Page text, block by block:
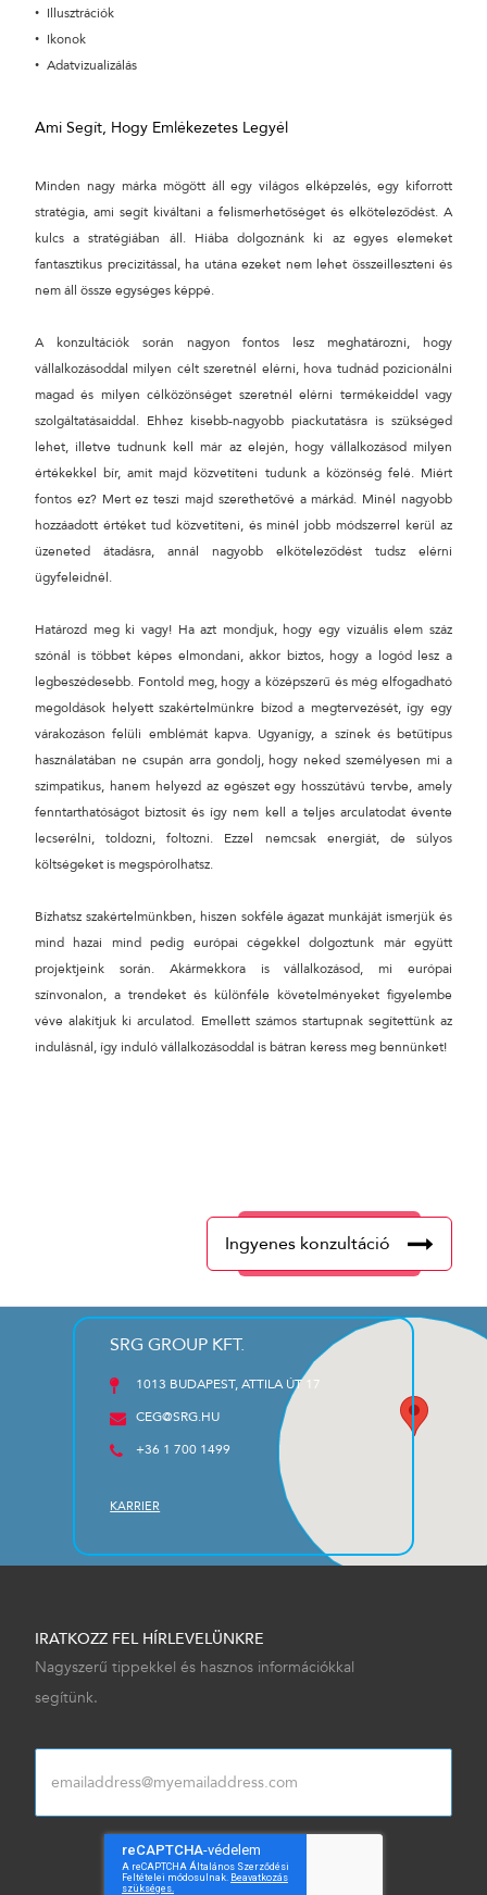
Illusztrációk
Ikonok
Adatvizualizálás
Ami Segít, Hogy Emlékezetes Legyél
Minden nagy márka mögött áll egy világos elképzelés, egy kiforrott
stratégia, ami segít kiváltani a felismerhetőséget és elköteleződést. A
kulcs a stratégiában áll. Hiába dolgoznánk ki az egyes elemeket
fantasztikus precizitással, ha utána ezeket nem lehet összeilleszteni és
nem áll össze egységes képpé.
A konzultációk során nagyon fontos lesz meghatározni, hogy
vállalkozásoddal milyen célt szeretnél elérni, hova tudnád pozicionálni
magad és milyen célközönséget szeretnél elérni termékeiddel vagy
szolgáltatásaiddal. Ehhez kisebb-nagyobb piackutatásra is szükséged
lehet, illetve tudnunk kell már az elején, hogy vállalkozásod milyen
értékekkel bír, amit majd közvetíteni tudunk a közönség felé. Miért
fontos ez? Mert ez teszi majd szerethetővé a márkád. Minél nagyobb
hozzáadott értéket tud közvetíteni, és minél jobb módszerrel kerül az
üzeneted átadásra, annál nagyobb elköteleződést tudsz elérni
ügyfeleidnél.
Határozd meg ki vagy! Ha azt mondjuk, hogy egy vizuális elem száz
szónál is többet képes elmondani, akkor biztos, hogy a logód lesz a
legbeszédesebb. Fontold meg, hogy a középszerű és még elfogadható
megoldások helyett szakértelmünkre bízod a megtervezését, így egy
várakozáson felüli emblémát kapva. Ugyanígy, a színek és betűtípus
használatában ne csupán arra gondolj, hogy neked személyesen mi a
szimpatikus, hanem helyezd az egészet egy hosszútávú tervbe, amely
fenntarthatóságot biztosít és így nem kell a teljes arculatodat évente
lecserélni, toldozni, foltozni. Ezzel nemcsak energiát, de súlyos
költségeket is megspórolhatsz.
Bízhatsz szakértelmünkben, hiszen sokféle ágazat munkáját ismerjük és
mind hazai mind pedig európai cégekkel dolgoztunk már együtt
projektjeink során. Akármekkora is vállalkozásod, mi európai
színvonalon, a trendeket és különféle követelményeket figyelembe
véve alakítjuk ki arculatod. Emellett számos startupnak segítettünk az
indulásnál, így induló vállalkozásoddal is bátran keress meg bennünket!
Ingyenes konzultáció
SRG GROUP KFT.
1013 BUDAPEST, ATTILA ÚT 17
CEG@SRG.HU
+36 1 700 1499
KARRIER
IRATKOZZ FEL HÍRLEVELÜNKRE
Nagyszerű tippekkel és hasznos információkkal
segítünk.